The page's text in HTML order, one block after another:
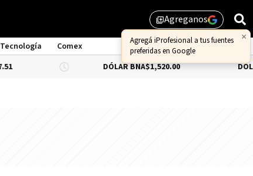
library_addAgreganos
×
Agregá iProfesional a tus fuentes
preferidas en Google
Tecnología
Comex
DÓLAR BNA $1,520.00 DÓLAR BLUE-